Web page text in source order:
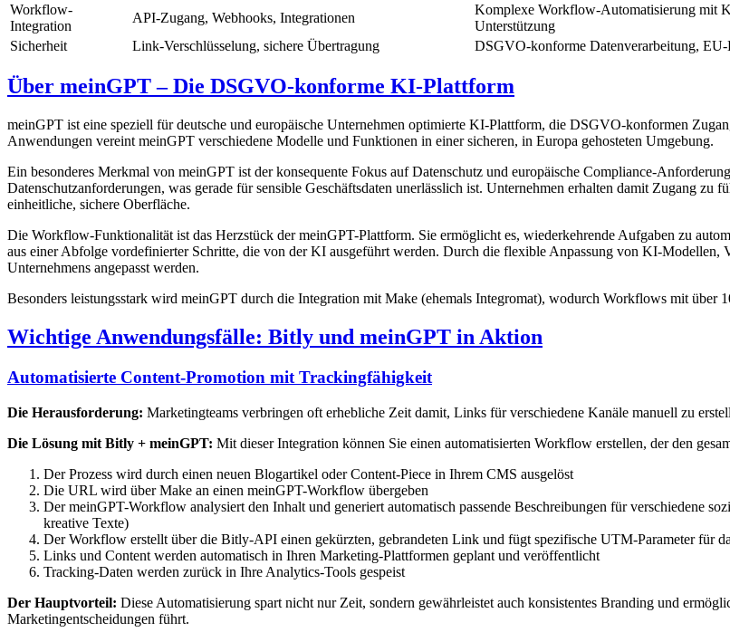
Workflow-
Integration
API-Zugang, Webhooks, Integrationen
Komplexe Workflow-Automatisierung mit
Unterstützung
Sicherheit
Link-Verschlüsselung, sichere Übertragung DSGVO-konforme Datenverarbeitung,
Über meinGPT – Die DSGVO-konforme KI-Plattform
meinGPT ist eine speziell für deutsche und europäische Unternehmen optimierte KI-Plattform, die DSGVO-konformen
Anwendungen vereint meinGPT verschiedene Modelle und Funktionen in einer sicheren, in Europa gehosteten Umgebung.
Ein besonderes Merkmal von meinGPT ist der konsequente Fokus auf Datenschutz und europäische Compliance-
Datenschutzanforderungen, was gerade für sensible Geschäftsdaten unerlässlich ist. Unternehmen erhalten damit Zugang
einheitliche, sichere Oberfläche.
Die Workflow-Funktionalität ist das Herzstück der meinGPT-Plattform. Sie ermöglicht es, wiederkehrende Aufgaben zu
aus einer Abfolge vordefinierter Schritte, die von der KI ausgeführt werden. Durch die flexible Anpassung von KI-Modellen,
Unternehmens angepasst werden.
Besonders leistungsstark wird meinGPT durch die Integration mit Make (ehemals Integromat), wodurch Workflows mit über
Wichtige Anwendungsfälle: Bitly und meinGPT in Aktion
Automatisierte Content-Promotion mit Trackingfähigkeit
Die Herausforderung: Marketingteams verbringen oft erhebliche Zeit damit, Links für verschiedene Kanäle manuell zu
Die Lösung mit Bitly + meinGPT: Mit dieser Integration können Sie einen automatisierten Workflow erstellen, der den
Der Prozess wird durch einen neuen Blogartikel oder Content-Piece in Ihrem CMS ausgelöst
Die URL wird über Make an einen meinGPT-Workflow übergeben
Der meinGPT-Workflow analysiert den Inhalt und generiert automatisch passende Beschreibungen für verschiedene
kreative Texte)
Der Workflow erstellt über die Bitly-API einen gekürzten, gebrandeten Link und fügt spezifische UTM-Parameter für
Links und Content werden automatisch in Ihren Marketing-Plattformen geplant und veröffentlicht
Tracking-Daten werden zurück in Ihre Analytics-Tools gespeist
Der Hauptvorteil: Diese Automatisierung spart nicht nur Zeit, sondern gewährleistet auch konsistentes Branding und
Marketingentscheidungen führt.